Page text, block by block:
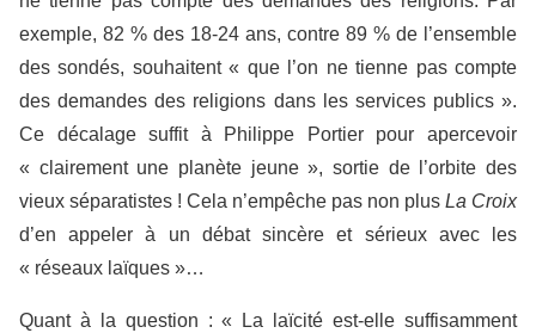
exemple, 82 % des 18-24 ans, contre 89 % de l’ensemble
des sondés, souhaitent « que l’on ne tienne pas compte
des demandes des religions dans les services publics ».
Ce décalage suffit à Philippe Portier pour apercevoir
« clairement une planète jeune », sortie de l’orbite des
vieux séparatistes ! Cela n’empêche pas non plus La Croix
d’en appeler à un débat sincère et sérieux avec les
« réseaux laïques »…
Quant à la question : « La laïcité est-elle suffisamment